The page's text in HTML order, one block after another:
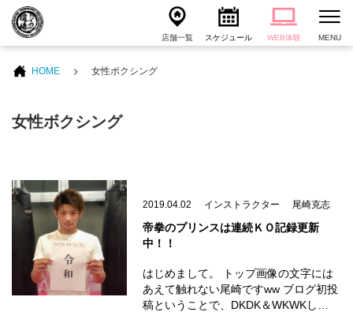
店舗一覧 スケジュール WEB体験 MENU
HOME 女性ボクシング
女性ボクシング
2019.04.02 インストラクター 尾崎克志
帝拳のプリンスは連続ＫＯ記録更新
中！！
はじめまして。 トップ画像の文字には
あえて触れない尾崎ですww ブログ初投
稿ということで、DKDK＆WKWKし…